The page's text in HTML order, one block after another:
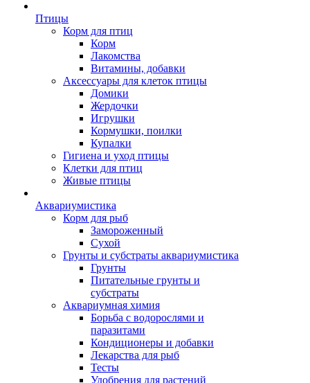
Птицы
Корм для птиц
Корм
Лакомства
Витамины, добавки
Аксессуары для клеток птицы
Домики
Жердочки
Игрушки
Кормушки, поилки
Купалки
Гигиена и уход птицы
Клетки для птиц
Живые птицы
Аквариумистика
Корм для рыб
Замороженный
Сухой
Грунты и субстраты аквариумистика
Грунты
Питательные грунты и
субстраты
Аквариумная химия
Борьба с водорослями и
паразитами
Кондиционеры и добавки
Лекарства для рыб
Тесты
Удобрения для растений